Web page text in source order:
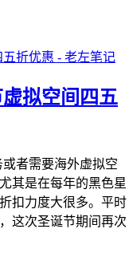
拟空间四五
者需要海外虚拟空
其是在每年的黑色星
扣力度大很多。平时
这次圣诞节期间再次